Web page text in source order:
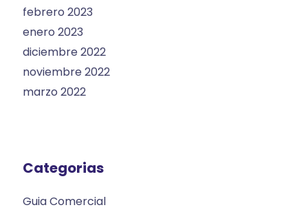
febrero 2023
enero 2023
diciembre 2022
noviembre 2022
marzo 2022
Categorias
Guia Comercial